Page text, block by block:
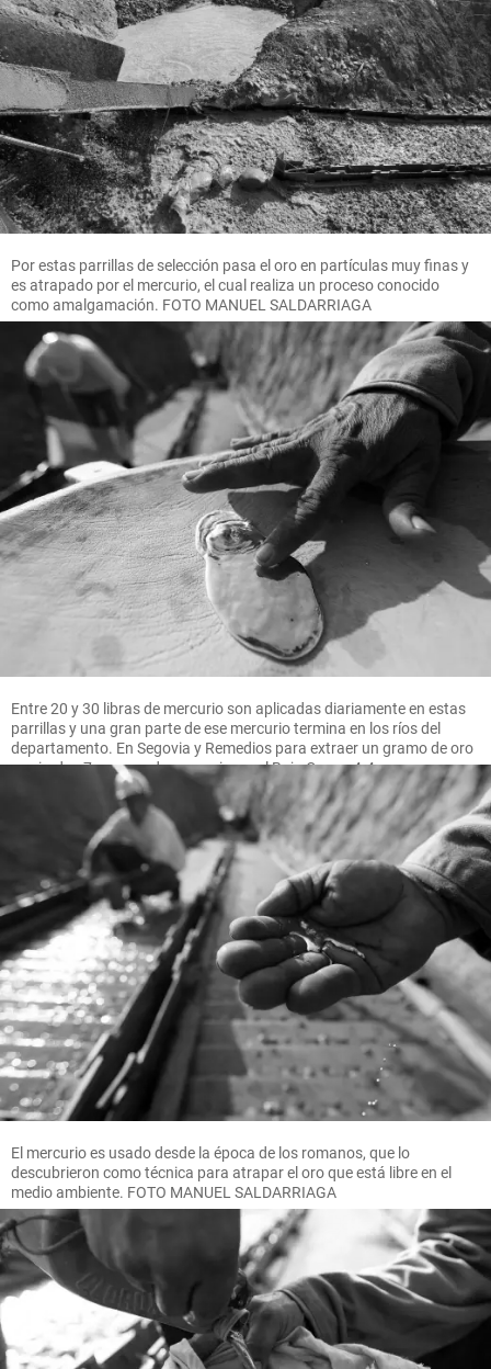
Por estas parrillas de selección pasa el oro en partículas muy finas y
es atrapado por el mercurio, el cual realiza un proceso conocido
como amalgamación. FOTO MANUEL SALDARRIAGA
Entre 20 y 30 libras de mercurio son aplicadas diariamente en estas
parrillas y una gran parte de ese mercurio termina en los ríos del
departamento. En Segovia y Remedios para extraer un gramo de oro
se pierden 7 gramos de mercurio, en el Bajo Cauca 4.4 gramos.
FOTO MANUEL SALDARRIAGA
El mercurio es usado desde la época de los romanos, que lo
descubrieron como técnica para atrapar el oro que está libre en el
medio ambiente. FOTO MANUEL SALDARRIAGA